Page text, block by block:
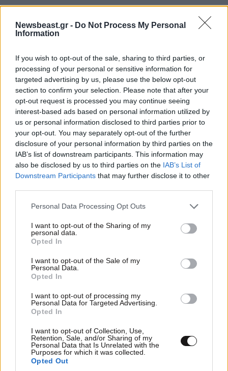
Newsbeast.gr - Do Not Process My Personal
Information
If you wish to opt-out of the sale, sharing to third parties, or
processing of your personal or sensitive information for
targeted advertising by us, please use the below opt-out
section to confirm your selection. Please note that after your
opt-out request is processed you may continue seeing
interest-based ads based on personal information utilized by
us or personal information disclosed to third parties prior to
your opt-out. You may separately opt-out of the further
disclosure of your personal information by third parties on the
IAB’s list of downstream participants. This information may
also be disclosed by us to third parties on the IAB’s List of
Downstream Participants that may further disclose it to other
Please note that this website/app uses one or more Google
not limited to your visit or usage behaviour. You may click to
grant or deny consent to Google and its third-party tags to
use your data for below specified purposes in below Google
consent section.
Personal Data Processing Opt Outs
I want to opt-out of the Sharing of my
personal data.
Opted In
I want to opt-out of the Sale of my
Personal Data.
Opted In
I want to opt-out of processing my
Personal Data for Targeted Advertising.
Opted In
I want to opt-out of Collection, Use,
Retention, Sale, and/or Sharing of my
Personal Data that Is Unrelated with the
Purposes for which it was collected.
Opted Out
ΕΛΛΑΔΑ09·08·2026 05:45
Εορτολόγιο: Ποιος γιορτάζει σήμερα 9
Αυγούστου
ΚΟΣΜΟΣ09·08·2026 00:09